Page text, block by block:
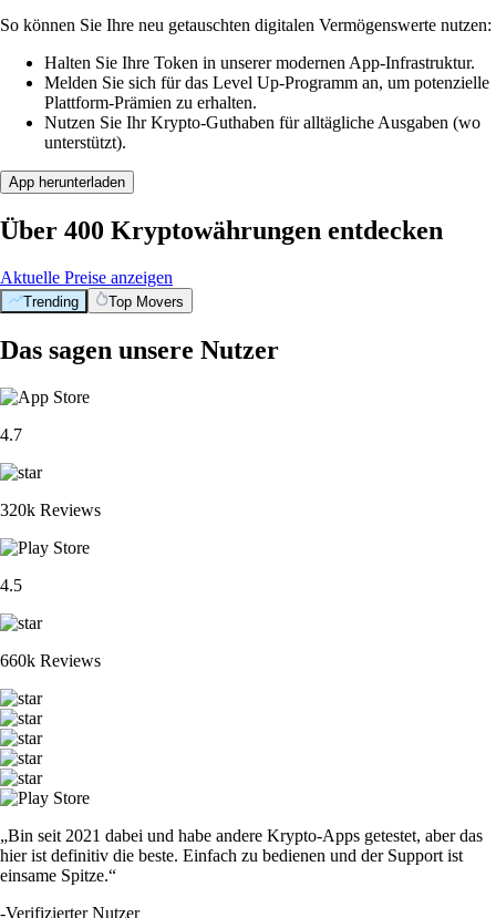
So können Sie Ihre neu getauschten digitalen Vermögenswerte nutzen:
Halten Sie Ihre Token in unserer modernen App-Infrastruktur.
Melden Sie sich für das Level Up-Programm an, um potenzielle
Plattform-Prämien zu erhalten.
Nutzen Sie Ihr Krypto-Guthaben für alltägliche Ausgaben (wo
unterstützt).
App herunterladen
Über 400 Kryptowährungen entdecken
Aktuelle Preise anzeigen
Trending Top Movers
Das sagen unsere Nutzer
4.7
320k Reviews
4.5
660k Reviews
„Bin seit 2021 dabei und habe andere Krypto-Apps getestet, aber das
hier ist definitiv die beste. Einfach zu bedienen und der Support ist
einsame Spitze.“
-Verifizierter Nutzer